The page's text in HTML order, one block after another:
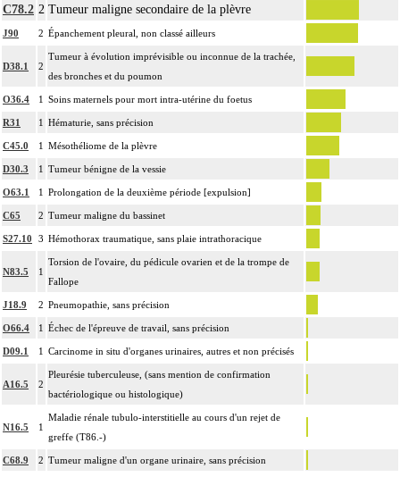
Notes
17.2
Par marge, on entend : zone comprise entre les limites de la lésion et les limites
de la résection [berges].
17.2
Par recoupe, on entend : exérèse supplémentaire effectuée par le préleveur,
au-delà des berges de l'exérèse initiale
Avec ou sans : examen de berge
17.2
Par groupe lymphonodal [ganglionnaire lymphatique], on entend : ensemble
de noeuds [ganglions] lymphatiques non différenciés par le préleveur au cours
d'un curage lymphonodal [ganglionnaire]
L'examen cytopathologique d'un prélèvement inclut : la préparation de
l'échantillon, sa fixation, la préparation microscopique avec une coloration
standard, avec ou sans photographie, l'interprétation, les éventuels réexamens
aux divers stades de réalisation, le compte rendu et le codage
Avec ou sans : coloration spéciale
17.2
l'inclusion, la préparation microscopique avec une coloration standard à base
d'hémalun ou d'hématoxyline-éosine ou de phloxine avec ou sans safran, avec
ou sans photographie, l'interprétation, les éventuels réexamens aux divers
stades de réalisation, le compte rendu, le codage
Avec ou sans : coloration spéciale
L'examen anatomopathologique, inclut : l'examen macroscopique et
C78.2 2 Tumeur maligne secondaire de la plèvre
J90 2 Épanchement pleural, non classé ailleurs
D38.1 2
Tumeur à évolution imprévisible ou inconnue de la trachée,
des bronches et du poumon
O36.4 1 Soins maternels pour mort intra-utérine du foetus
R31 1 Hématurie, sans précision
C45.0 1 Mésothéliome de la plèvre
D30.3 1 Tumeur bénigne de la vessie
O63.1 1 Prolongation de la deuxième période [expulsion]
C65 2 Tumeur maligne du bassinet
S27.10 3 Hémothorax traumatique, sans plaie intrathoracique
N83.5 1
Torsion de l'ovaire, du pédicule ovarien et de la trompe de
Fallope
J18.9 2 Pneumopathie, sans précision
O66.4 1 Échec de l'épreuve de travail, sans précision
D09.1 1 Carcinome in situ d'organes urinaires, autres et non précisés
A16.5 2
Pleurésie tuberculeuse, (sans mention de confirmation
bactériologique ou histologique)
N16.5 1
Maladie rénale tubulo-interstitielle au cours d'un rejet de
greffe (T86.-)
C68.9 2 Tumeur maligne d'un organe urinaire, sans précision